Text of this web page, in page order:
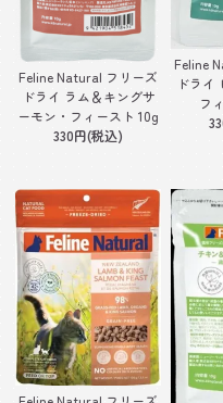
Feline Natural フリーズ
ドライ ラム＆キングサ
ーモン・フィースト 10g
330円(税込)
Feline
ドライ
フ